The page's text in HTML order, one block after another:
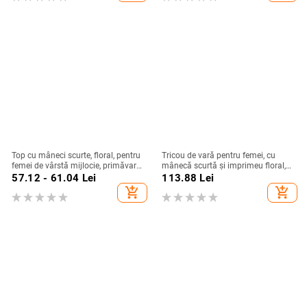
Top cu mâneci scurte, floral, pentru
femei de vârstă mijlocie, primăvară-
vară, plus size, guler rotund,
57.12 - 61.04 Lei
add_shopping_cart
Tricou de vară pentru femei, cu
mânecă scurtă și imprimeu floral,
guler rotund fals, din două piese, cu
nasturi, transfrontalier european și
american, Amazon Temu, nou
113.88 Lei
add_shopping_cart